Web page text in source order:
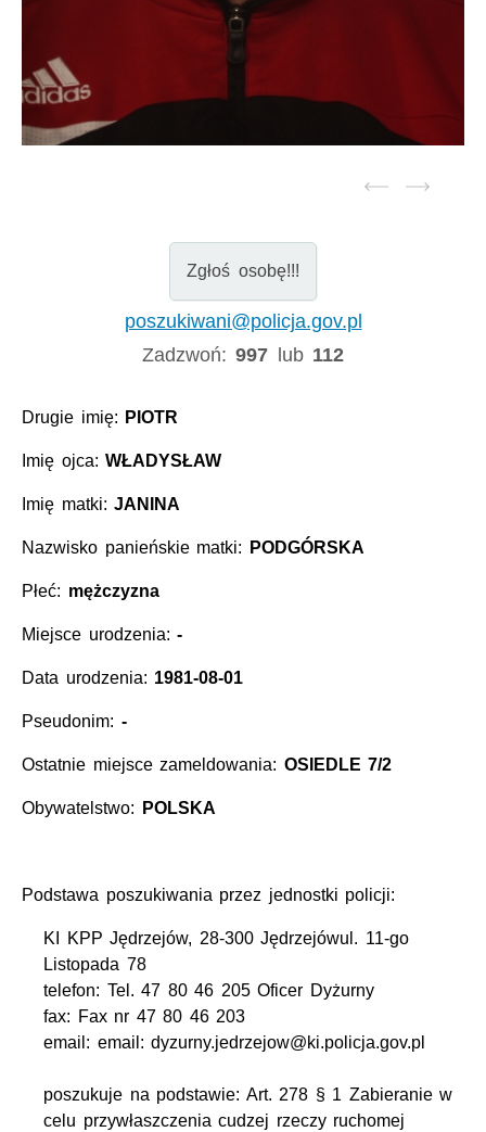
Zgłoś osobę!!!
poszukiwani@policja.gov.pl
Zadzwoń:997 lub 112
Drugie imię: PIOTR
Imię ojca:WŁADYSŁAW
Imię matki:JANINA
Nazwisko panieńskie matki: PODGÓRSKA
Płeć: mężczyzna
Miejsce urodzenia:-
Data urodzenia: 1981-08-01
Pseudonim: -
Ostatnie miejsce zameldowania: OSIEDLE 7/2
Obywatelstwo: POLSKA
Podstawa poszukiwania przez jednostki policji:
KI KPP Jędrzejów, 28-300 Jędrzejówul. 11-go
Listopada 78
telefon: Tel. 47 80 46 205 Oficer Dyżurny
fax: Fax nr 47 80 46 203
email: email: dyzurny.jedrzejow@ki.policja.gov.pl
poszukuje na podstawie: Art. 278 § 1 Zabieranie w
celu przywłaszczenia cudzej rzeczy ruchomej